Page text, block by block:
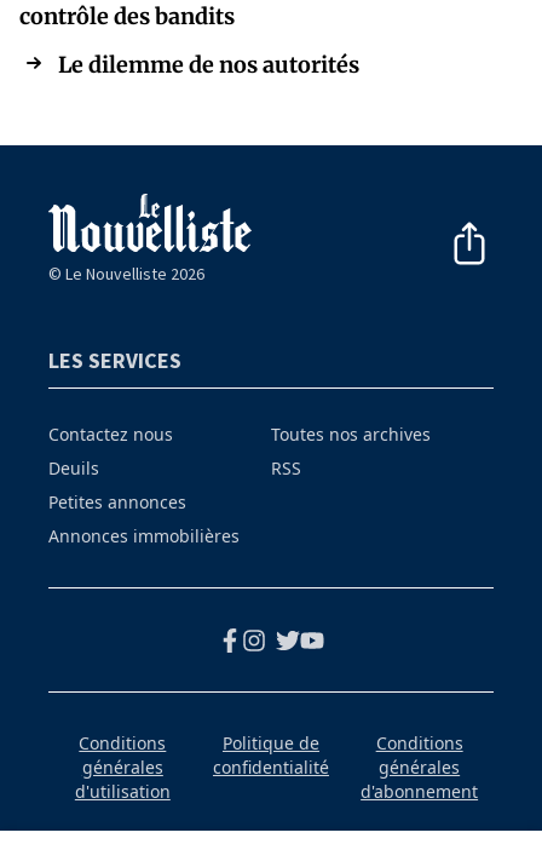
contrôle des bandits
Le dilemme de nos autorités
© Le Nouvelliste 2026
LES SERVICES
Contactez nous
Deuils
Petites annonces
Annonces immobilières
Toutes nos archives
RSS
Conditions
générales
d'utilisation
Politique de
confidentialité
Conditions
générales
d'abonnement